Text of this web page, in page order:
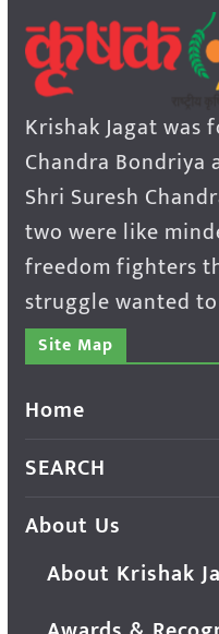
Krishak Jagat was
Chandra
Shri Suresh
two were like
freedom fighters
struggle wanted
Site Map
Home
SEARCH
About Us
About Krishak